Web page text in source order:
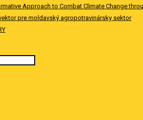
Approach to Combat Climate Change
pre moldavský agropotravinársky sektor